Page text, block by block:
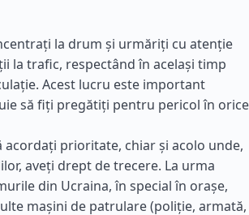
la drum și urmăriți cu atenție
la trafic, respectând în același timp
Acest lucru este important
să fiți pregătiți pentru pericol în orice
acordați prioritate, chiar și acolo unde,
aveți drept de trecere. La urma
din Ucraina, în special în orașe,
mașini de patrulare (poliție, armată,